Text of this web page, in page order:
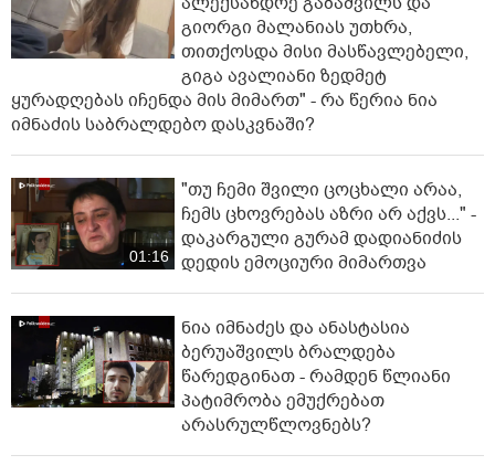
გიორგი მალანიას უთხრა,
თითქოსდა მისი მასწავლებელი,
გიგა ავალიანი ზედმეტ
ყურადღებას იჩენდა მის მიმართ" - რა წერია ნია
იმნაძის საბრალდებო დასკვნაში?
01:16
"თუ ჩემი შვილი ცოცხალი არაა,
ჩემს ცხოვრებას აზრი არ აქვს..." -
დაკარგული გურამ დადიანიძის
დედის ემოციური მიმართვა
ნია იმნაძეს და ანასტასია
ბერუაშვილს ბრალდება
წარედგინათ - რამდენ წლიანი
პატიმრობა ემუქრებათ
არასრულწლოვნებს?